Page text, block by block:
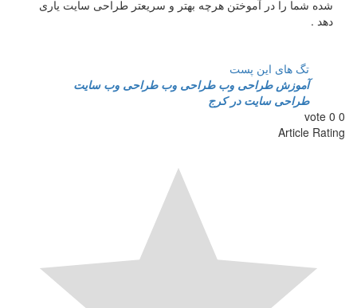
را در آموختن هرچه بهتر و سریعتر طراحی سایت یاری
های این پست
طراحی وب طراحی وب طراحی وب سایت
سایت در کرج